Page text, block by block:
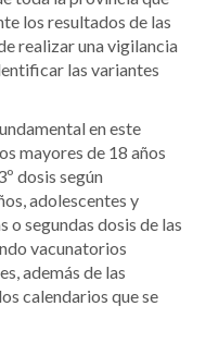
los resultados de las
realizar una vigilancia
las variantes
en este
mayores de 18 años
dosis según
adolescentes y
o segundas dosis de las
vacunatorios
además de las
calendarios que se